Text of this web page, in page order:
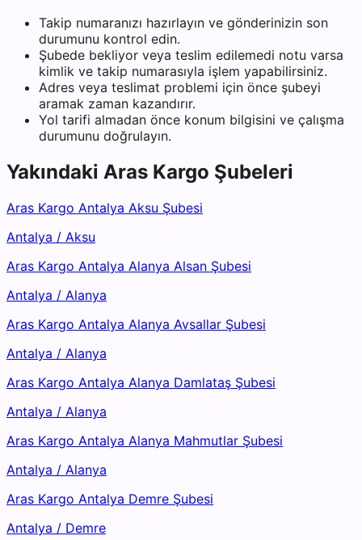
Takip numaranızı hazırlayın ve gönderinizin son
durumunu kontrol edin.
Şubede bekliyor veya teslim edilemedi notu varsa
kimlik ve takip numarasıyla işlem yapabilirsiniz.
Adres veya teslimat problemi için önce şubeyi
aramak zaman kazandırır.
Yol tarifi almadan önce konum bilgisini ve çalışma
durumunu doğrulayın.
Yakındaki Aras Kargo Şubeleri
Aras Kargo Antalya Aksu Şubesi
Antalya / Aksu
Aras Kargo Antalya Alanya Alsan Şubesi
Antalya / Alanya
Aras Kargo Antalya Alanya Avsallar Şubesi
Antalya / Alanya
Aras Kargo Antalya Alanya Damlataş Şubesi
Antalya / Alanya
Aras Kargo Antalya Alanya Mahmutlar Şubesi
Antalya / Alanya
Aras Kargo Antalya Demre Şubesi
Antalya / Demre